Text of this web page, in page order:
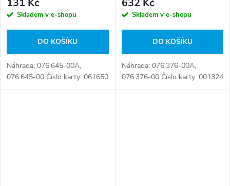
131 Kč
Skladem v e-shopu
DO KOŠÍKU
Náhrada: 076.645-00A,
076.645-00 Číslo karty: 061650
632 Kč
Skladem v e-shopu
DO KOŠÍKU
Náhrada: 076.376-00A,
076.376-00 Číslo karty: 001324